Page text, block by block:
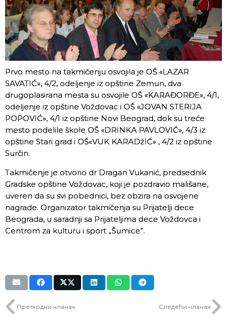
Prvo mesto na takmičenju osvojila je OŠ «LAZAR
SAVATIĆ», 4/2, odeljenje iz opštine Zemun, dva
drugoplasirana mesta su osvojile OŠ «KARAĐORĐE», 4/1,
odeljenje iz opštine Voždovac i OŠ «JOVAN STERIJA
POPOVIĆ», 4/1 iz opštine Novi Beograd, dok su treće
mesto podelile škole OŠ «DRINKA PAVLOVIĆ», 4/3 iz
opštine Stari grad i OŠ«VUK KARADžIĆ» , 4/2 iz opštine
Surčin.
Takmičenje je otvorio dr Dragan Vukanić, predsednik
Gradske opštine Voždovac, koji je pozdravio mališane,
uveren da su svi pobednici, bez obzira na osvojene
nagrade. Organizator takmičenja su Prijatelji dece
Beograda, u saradnji sa Prijateljima dece Voždovca i
Centrom za kulturu i sport „Šumice”.
Претходни чланак Следећи чланак